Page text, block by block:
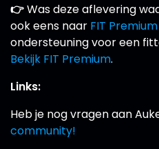
👉Was deze aflevering
ook eens naar FIT Premium
ondersteuning voor een
Bekijk FIT Premium.
Links:
Heb je nog vragen aan
community!